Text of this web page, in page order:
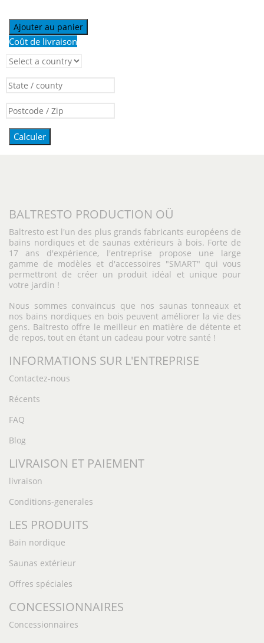
Ajouter au panier
Coût de livraison
Calculer
BALTRESTO PRODUCTION OÜ
Baltresto est l'un des plus grands fabricants européens de
bains nordiques et de saunas extérieurs à bois. Forte de
17 ans d'expérience, l'entreprise propose une large
gamme de modèles et d'accessoires "SMART" qui vous
permettront de créer un produit idéal et unique pour
votre jardin !
Nous sommes convaincus que nos saunas tonneaux et
nos bains nordiques en bois peuvent améliorer la vie des
gens. Baltresto offre le meilleur en matière de détente et
de repos, tout en étant un cadeau pour votre santé !
INFORMATIONS SUR L'ENTREPRISE
Contactez-nous
Récents
FAQ
Blog
LIVRAISON ET PAIEMENT
livraison
Conditions-generales
LES PRODUITS
Bain nordique
Saunas extérieur
Offres spéciales
CONCESSIONNAIRES
Concessionnaires